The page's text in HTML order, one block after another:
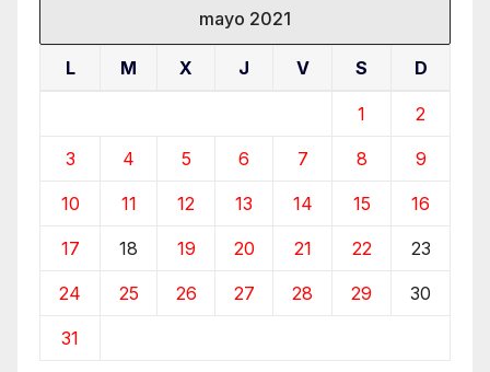
mayo 2021
L M X J V S D
1 2
3 4 5 6 7 8 9
10 11 12 13 14 15 16
17 18 19 20 21 22 23
24 25 26 27 28 29 30
31